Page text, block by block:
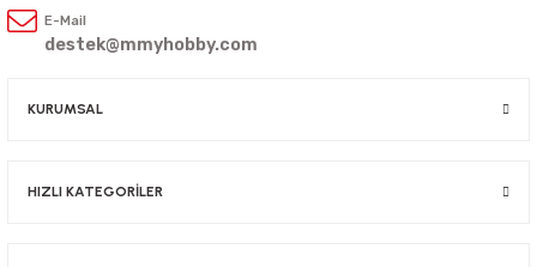
E-Mail
destek@mmyhobby.com
KURUMSAL
HIZLI KATEGORİLER